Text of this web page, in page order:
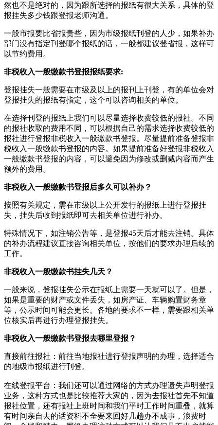
然也不是绝对的，因为跟所选择的报纸有很大关系，具体的登
报挂失多少钱跟登报老师沟通。
一般市报要比省报贵些，因为市级报纸刊登的人少，如果补办
部门没有指定刊登哪个报纸的话，一般都建议登省报，这样可
以节约费用。
非税收入一般缴款书登报报纸要求:
登报挂失一般需要在市级及以上的报刊上刊登，有的单位会对
登报挂失的报纸有指定，这个可以咨询相关的单位。
在选择刊登的报纸上我们可以尽量选择收费较低的报社。不同
的报社收取的费用不同，可以根据自己的需求选择收费较低的
报社进行登报非税收入一般缴款书登报。尽量提前准备登报非
税收入一般缴款书登报的内容。如果提前准备好登报非税收入
一般缴款书登报的内容，可以避免因为修改或删减内容而产生
额外的费用。
非税收入一般缴款书登报后多久可以补办？
按照有关规定，需在市级以上公开发行的报纸上进行登报挂
失，挂失后收到报纸即可去相关单位进行补办。
特殊情况下，如注销公告等，是登报45天后才能去注销。具体
的补办流程建议直接咨询相关单位，按他们的要求办理后续的
工作。
非税收入一般缴款书挂失几天？
一般来说，登报挂失公示在报纸上需要一天就可以了。但是，
如果是重要的财产或文件丢失，如房产证、车辆购置财务章
等，公示时间可能会更长。各地的要求不一样，需要跟相关单
位核实后再进行办理登报挂失。
非税收入一般缴款书登报去哪里登报？
直接前往报社‌：‌前往当地报社进行登报声明的办理，‌选择适合
的地级市报纸进行刊登。‌
在线登报平台‌：‌我们还可以通过网络的方式办理遗失声明登报
业务，这种方式也是比较推荐大家的，因为去报社首先不知道
报社位置，还有报社上班时间和我们平时工作时间重叠，就算
有时间亲自去的话资料不全要来回好几趟办不成事，浪费时